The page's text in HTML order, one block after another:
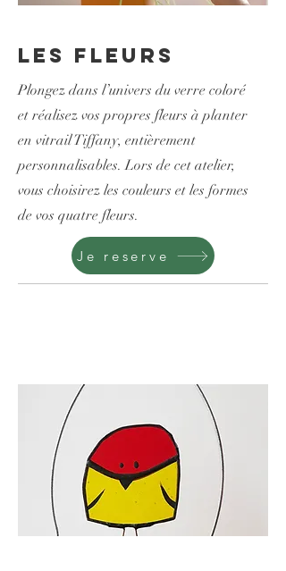
Les Fleurs
Plongez dans l’univers du verre coloré
et réalisez vos propres fleurs à planter
en vitrail Tiffany, entièrement
personnalisables. Lors de cet atelier,
vous choisirez les couleurs et les formes
de vos quatre fleurs.
Je reserve